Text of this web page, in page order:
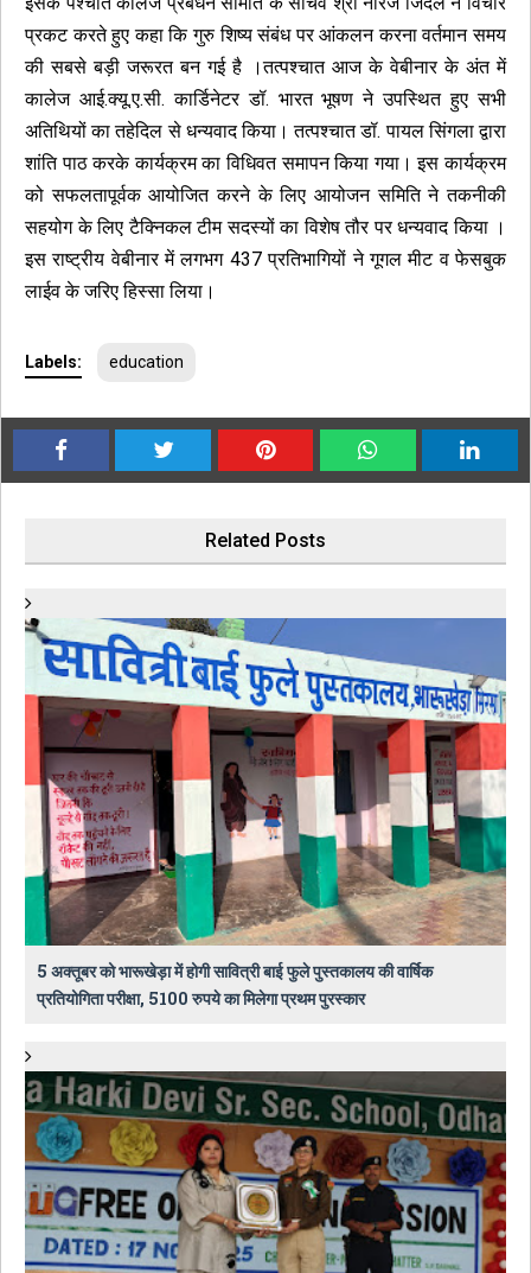
प्रकट करते हुए कहा कि गुरु शिष्य संबंध पर आंकलन करना वर्तमान समय
की सबसे बड़ी जरूरत बन गई है ।तत्पश्चात आज के वेबीनार के अंत में
कालेज आई.क्यू.ए.सी. कार्डिनेटर डॉ. भारत भूषण ने उपस्थित हुए सभी
अतिथियों का तहेदिल से धन्यवाद किया। तत्पश्चात डॉ. पायल सिंगला द्वारा
शांति पाठ करके कार्यक्रम का विधिवत समापन किया गया। इस कार्यक्रम
को सफलतापूर्वक आयोजित करने के लिए आयोजन समिति ने तकनीकी
सहयोग के लिए टैक्निकल टीम सदस्यों का विशेष तौर पर धन्यवाद किया ।
इस राष्ट्रीय वेबीनार में लगभग 437 प्रतिभागियों ने गूगल मीट व फेसबुक
लाईव के जरिए हिस्सा लिया।
Labels: education
Related Posts
5 अक्तूबर को भारूखेड़ा में होगी सावित्री बाई फुले पुस्तकालय की वार्षिक
प्रतियोगिता परीक्षा, 5100 रुपये का मिलेगा प्रथम पुरस्कार